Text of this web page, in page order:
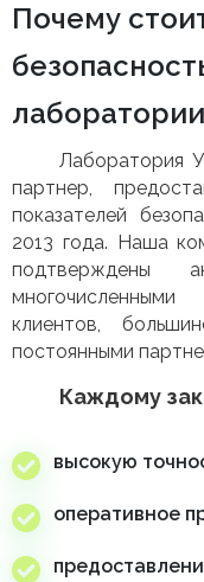
Почему
Лаборатория
партнер,
показателей
2013 года. Наша
подтверждены
клиентов,
постоянными
Каждому
высокую
оперативное